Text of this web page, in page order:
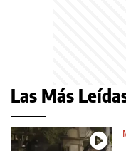
Las Más